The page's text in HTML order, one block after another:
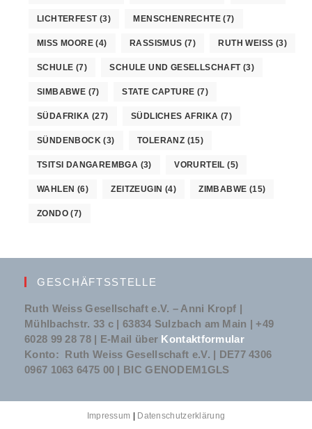
LICHTERFEST(3) MENSCHENRECHTE(7)
MISS MOORE (4) RASSISMUS (7) RUTH WEISS (3)
SCHULE (7) SCHULE UND GESELLSCHAFT(3)
SIMBABWE (7) STATE CAPTURE (7)
SÜDAFRIKA (27) SÜDLICHES AFRIKA (7)
SÜNDENBOCK (3) TOLERANZ (15)
TSITSI DANGAREMBGA (3) VORURTEIL (5)
WAHLEN (6) ZEITZEUGIN (4) ZIMBABWE (15)
ZONDO (7)
GESCHÄFTSSTELLE
Ruth Weiss Gesellschaft e.V. – Anni Kropf |
Mühlbachstr. 33 c | 63834 Sulzbach am Main | +49
6028 99 28 78 | E-Mail über Kontaktformular
Konto: Ruth Weiss Gesellschaft e.V. | DE77 4306
0967 1063 6475 00 | BIC GENODEM1GLS
Impressum | Datenschutzerklärung